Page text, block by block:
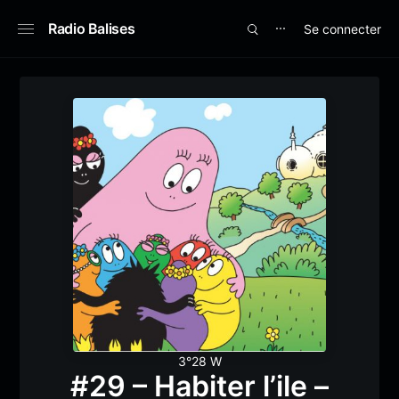
Radio Balises ⋯ Se connecter
3°28 W
#29 – Habiter l’ile –